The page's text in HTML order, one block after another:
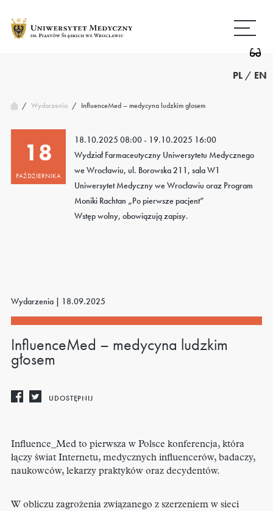
treści
strony
PL / EN
/ Wydarzenia / InfluenceMed – medycyna ludzkim głosem
18
PAŹDZIERNIKA
18.10.2025 08:00 - 19.10.2025 16:00
Wydział Farmaceutyczny Uniwersytetu Medycznego
we Wrocławiu, ul. Borowska 211, sala W1
Uniwersytet Medyczny we Wrocławiu oraz Program
Moniki Rachtan „Po pierwsze pacjent”
Wstęp wolny, obowiązują zapisy.
Wydarzenia | 18.09.2025
InfluenceMed – medycyna ludzkim
głosem
UDOSTĘPNIJ
Influence_Med to pierwsza w Polsce konferencja, która
łączy świat Internetu, medycznych influencerów, badaczy,
naukowców, lekarzy praktyków oraz decydentów.
W obliczu zagrożenia związanego z szerzeniem w sieci